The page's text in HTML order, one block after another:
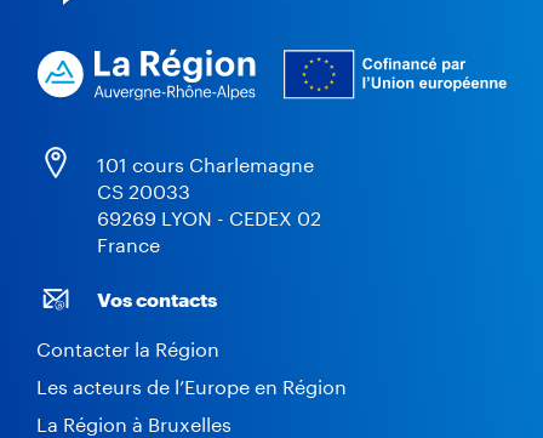
101 cours Charlemagne
CS 20033
69269 LYON - CEDEX 02
France
Vos contacts
Contacter la Région
Les acteurs de l’Europe en Région
La Région à Bruxelles